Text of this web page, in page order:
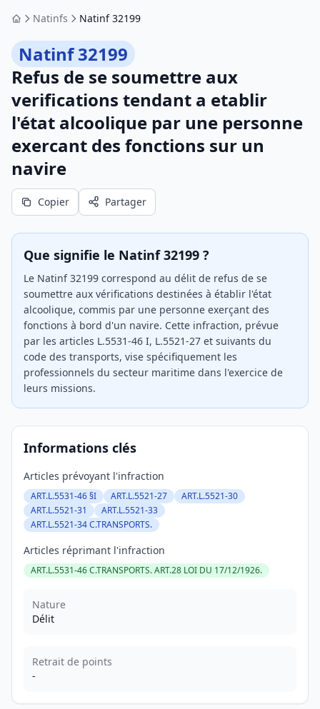
AccueilNatinfs Natinf 32199
Natinf 32199
Refus de se soumettre aux
verifications tendant a etablir
l'état alcoolique par une personne
exercant des fonctions sur un
navire
Copier Partager
Que signifie le Natinf 32199 ?
Le Natinf 32199 correspond au délit de refus de se
soumettre aux vérifications destinées à établir l'état
alcoolique, commis par une personne exerçant des
fonctions à bord d'un navire. Cette infraction, prévue
par les articles L.5531-46 I, L.5521-27 et suivants du
code des transports, vise spécifiquement les
professionnels du secteur maritime dans l'exercice de
leurs missions.
Informations clés
Articles prévoyant l'infraction
ART.L.5531-46 §I ART.L.5521-27
ART.L.5521-30
ART.L.5521-31
ART.L.5521-33
ART.L.5521-34 C.TRANSPORTS.
Articles réprimant l'infraction
ART.L.5531-46 C.TRANSPORTS. ART.28 LOI DU 17/12/1926.
Nature
Délit
Retrait de points
-